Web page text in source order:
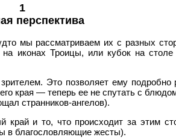
1
перспектива
мы рассматриваем их с разных
иконах Троицы, или кубок на
Это позволяет ему
края — теперь ее не спутать с
странников-ангелов).
и то, что происходит за этим
в благословляющие жесты).